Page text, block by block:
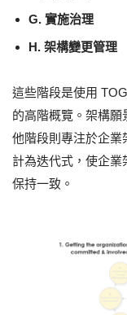
G. 實施治理
H. 架構變更管理
這些階段是使用
的高階概覽。架構
他階段則專注於企業
計為迭代式，使企
保持一致。